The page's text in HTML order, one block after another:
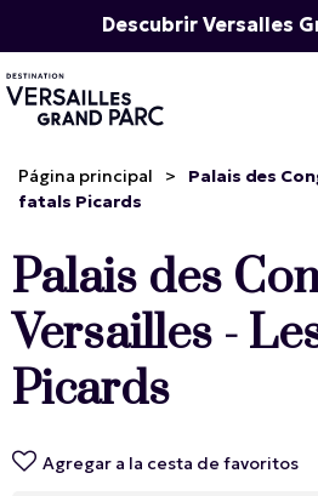
Descubrir Versalles
Página principal >
Palais des
fatals Picards
Palais des
Versailles -
Picards
Agregar a la cesta de favoritos